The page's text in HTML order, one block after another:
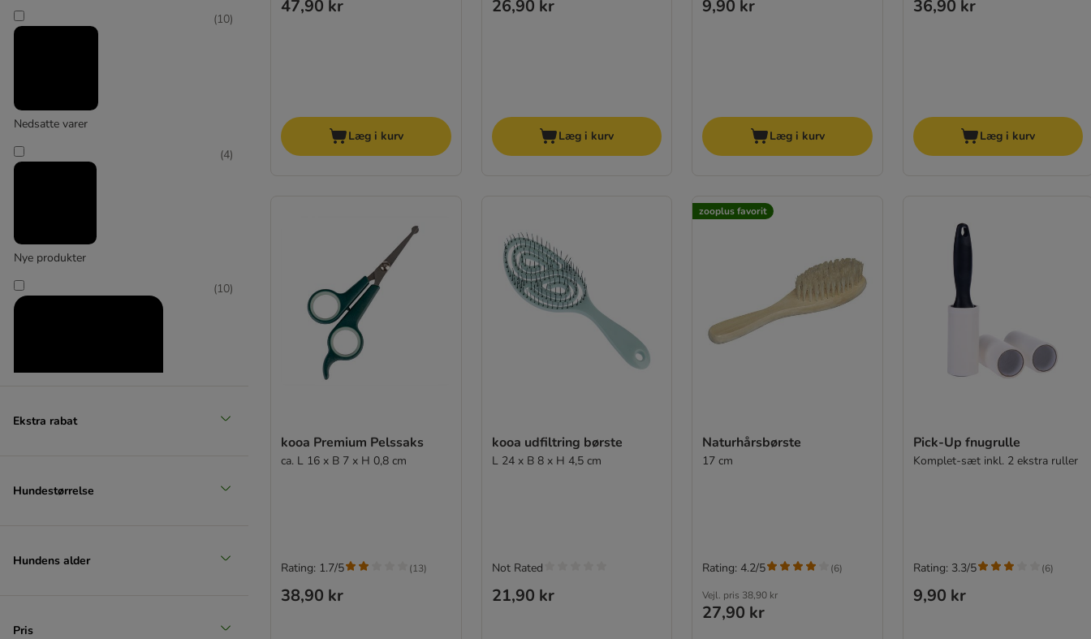
Nedsatte varer
(10)
Nye produkter
(4)
(10)
(4)
Ekstra rabat
Hundestørrelse
Hundens alder
Pris
47,90 kr
Læg i kurv
26,90 kr
Læg i kurv
9,90 kr
Læg i kurv
36,90 kr
Læg i kurv
kooa Premium Pelssaks
ca. L 16 x B 7 x H 0,8 cm
38,90 kr
Rating: 1.7/5 (13)
kooa udfiltring børste
L 24 x B 8 x H 4,5 cm
21,90 kr
Not Rated
zooplus favorit
Naturhårsbørste
17 cm
Vejl. pris 38,90 kr
27,90 kr
Rating: 4.2/5 (6)
Pick-Up fnugrulle
Komplet-sæt inkl. 2 ekstra ruller
9,90 kr
Rating: 3.3/5 (6)